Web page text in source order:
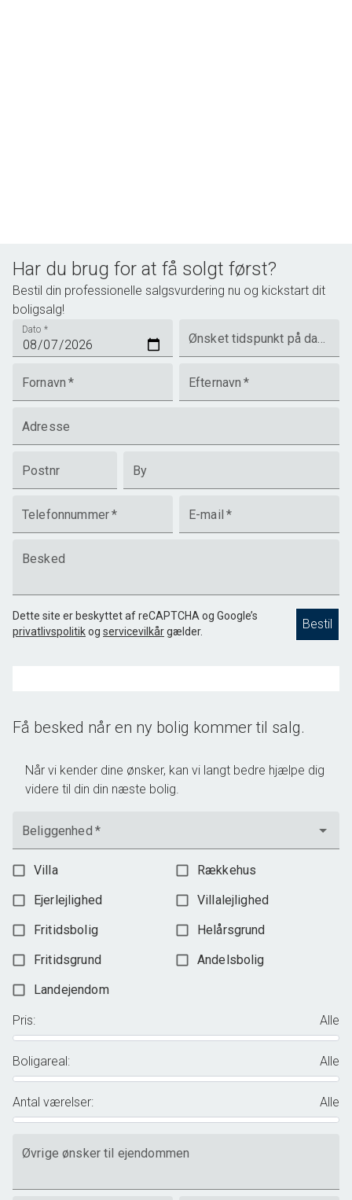
Har du brug for at få solgt først?
Bestil din professionelle salgsvurdering nu og kickstart dit
boligsalg!
Dato *
Ønsket tidspunkt på dagen
Fornavn * Efternavn *
Adresse
Postnr By
Telefonnummer* E-mail *
Besked
Dette site er beskyttet af reCAPTCHA og Google’s
privatlivspolitikog servicevilkårgælder. Bestil
Få besked når en ny bolig kommer til salg.
Når vi kender dine ønsker, kan vi langt bedre hjælpe dig
videre til din din næste bolig.
Beliggenhed *
Villa
Rækkehus
Ejerlejlighed
Villalejlighed
Fritidsbolig
Helårsgrund
Fritidsgrund
Andelsbolig
Landejendom
Pris: Alle
Boligareal : Alle
Antal værelser: Alle
Øvrige ønsker til ejendommen